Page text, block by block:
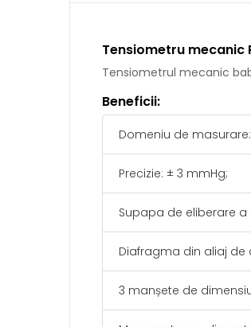
Tensiometru mecanic
Tensiometrul mecanic
Beneficii:
Domeniu de
Precizie: ± 3 mmHg;
Supapa de eliberare a
Diafragma din aliaj de
3 manșete de